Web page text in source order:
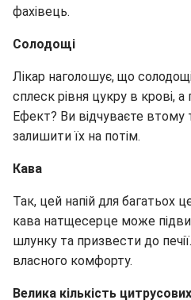
фахівець.
Солодощі
Лікар наголошує, що
сплеск рівня цукру в крові, а
Ефект? Ви відчуваєте втому
залишити їх на потім.
Кава
Так, цей напій для багатьох
кава натщесерце може
шлунку та призвести до
власного комфорту.
Велика кількість цитрусових